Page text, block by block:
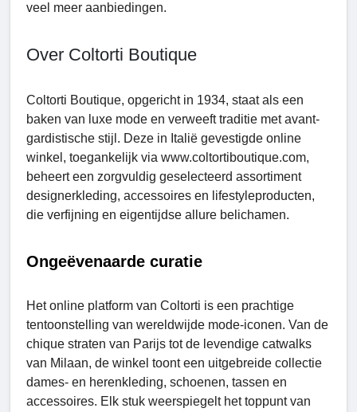
veel meer aanbiedingen.
Over Coltorti Boutiquе
Coltorti Boutiquе, opgericht in 1934, staat als een
baken van luxe mode en verweeft traditie met avant-
gardistische stijl. Deze in Italië gevestigde online
winkel, toegankelijk via www.coltortiboutiquе.com,
beheert een zorgvuldig geselecteerd assortiment
designerkleding, accessoires en lifestyleproducten,
die verfijning en eigentijdse allure belichamen.
Ongeëvenaarde curatie
Het online platform van Coltorti is een prachtige
tentoonstelling van wereldwijde mode-iconen. Van de
chique straten van Parijs tot de levendige catwalks
van Milaan, de winkel toont een uitgebreide collectie
dames- en herenkleding, schoenen, tassen en
accessoires. Elk stuk weerspiegelt het toppunt van